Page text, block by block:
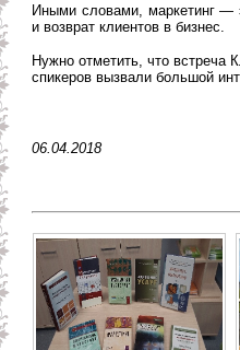
Иными словами, маркетинг —
и возврат клиентов в бизнес.
Нужно отметить, что встреча
спикеров вызвали большой
06.04.2018